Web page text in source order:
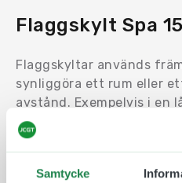
Samtycke
Flaggskylt Spa
Flaggskyltar används
synliggöra ett rum eller
avstånd. Exempelvis i en
hörn.
Motivet trycks på en en
reflektiv plast som fästs